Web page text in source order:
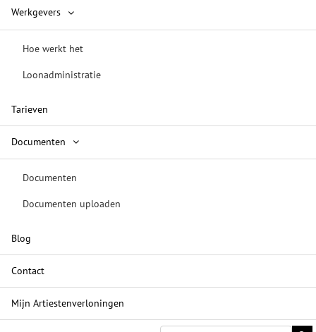
Werkgevers
Hoe werkt het
Loonadministratie
Tarieven
Documenten
Documenten
Documenten uploaden
Blog
Contact
Mijn Artiestenverloningen